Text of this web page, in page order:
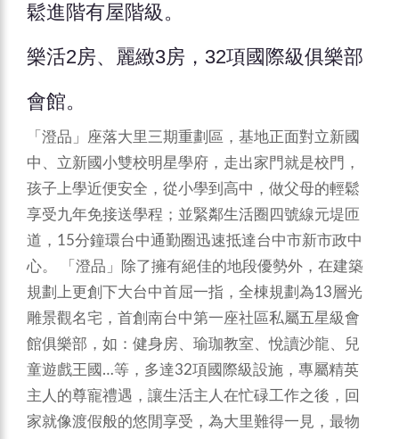
鬆進階有屋階級。
樂活2房、麗緻3房，32項國際級俱樂部
會館。
「澄品」座落大里三期重劃區，基地正面對立新國
中、立新國小雙校明星學府，走出家門就是校門，
孩子上學近便安全，從小學到高中，做父母的輕鬆
享受九年免接送學程；並緊鄰生活圈四號線元堤匝
道，15分鐘環台中通勤圈迅速抵達台中市新市政中
心。
「澄品」除了擁有絕佳的地段優勢外，在建築
規劃上更創下大台中首屈一指，全棟規劃為13層光
雕景觀名宅，首創南台中第一座社區私屬五星級會
館俱樂部，如：健身房、瑜珈教室、悅讀沙龍、兒
童遊戲王國…等，多達32項國際級設施，專屬精英
主人的尊寵禮遇，讓生活主人在忙碌工作之後，回
家就像渡假般的悠閒享受，為大里難得一見，最物